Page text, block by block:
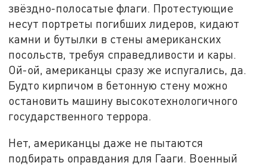
звёздно-полосатые флаги. Протестующие
несут портреты погибших лидеров, кидают
камни и бутылки в стены американских
посольств, требуя справедливости и кары.
Ой-ой, американцы сразу же испугались, да.
Будто кирпичом в бетонную стену можно
остановить машину высокотехнологичного
государственного террора.
Нет, американцы даже не пытаются
подбирать оправдания для Гааги. Военный